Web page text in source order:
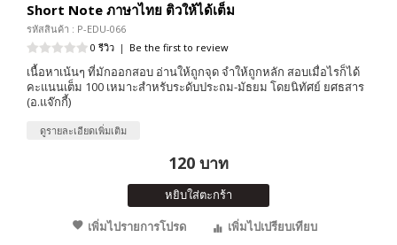
Short Note ภาษาไทย ติวให้ได้เต็ม
รหัสสินค้า : P-EDU-066
0 รีวิว | Be the first to review
เนื้อหาเน้นๆ ที่มักออกสอบ อ่านให้ถูกจุด จำให้ถูกหลัก สอบเมื่อไรก็ได้
คะแนนเต็ม 100 เหมาะสำหรับระดับประถม-มัธยม โดยนิทัศย์ ยศธสาร
(อ.แจ๊กกี้)
ดูรายละเอียดเพิ่มเติม
120 บาท
หยิบใส่ตะกร้า
เพิ่มไปรายการโปรด
เพิ่มไปเปรียบเทียบ